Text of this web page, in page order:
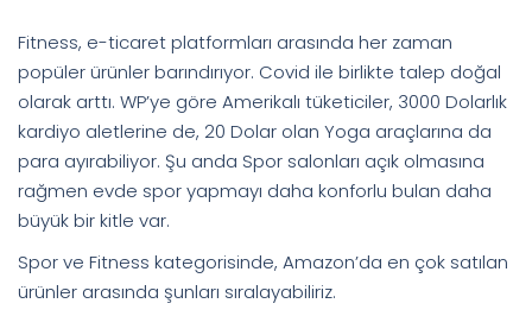
Fitness, e-ticaret platformları arasında her zaman
popüler ürünler barındırıyor. Covid ile birlikte talep doğal
olarak arttı. WP’ye göre Amerikalı tüketiciler, 3000 Dolarlık
kardiyo aletlerine de, 20 Dolar olan Yoga araçlarına da
para ayırabiliyor. Şu anda Spor salonları açık olmasına
rağmen evde spor yapmayı daha konforlu bulan daha
büyük bir kitle var.
Spor ve Fitness kategorisinde, Amazon’da en çok satılan
ürünler arasında şunları sıralayabiliriz.